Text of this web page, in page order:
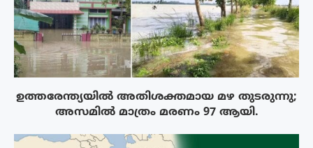
ഉത്തരേന്ത്യയിൽ അതിശക്തമായ മഴ തുടരുന്നു;
അസമിൽ മാത്രം മരണം 97 ആയി.